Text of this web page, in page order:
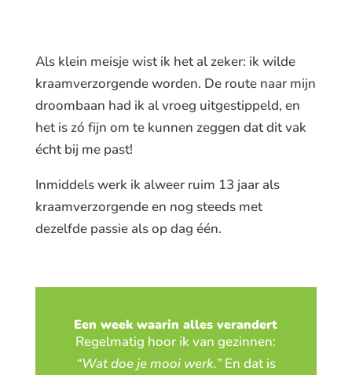
Als klein meisje wist ik het al zeker: ik wilde
kraamverzorgende worden. De route naar mijn
droombaan had ik al vroeg uitgestippeld, en
het is zó fijn om te kunnen zeggen dat dit vak
écht bij me past!
Inmiddels werk ik alweer ruim 13 jaar als
kraamverzorgende en nog steeds met
dezelfde passie als op dag één.
Een week waarin alles verandert
Regelmatig hoor ik van gezinnen:
“Wat doe je mooi werk.”En dat is